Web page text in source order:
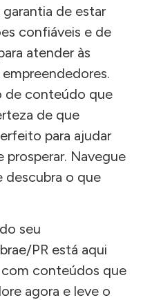
de estar
confiáveis e de
atender às
de conteúdo que
de que
para ajudar
prosperar. Navegue
descubra o que
seu
PR está aqui
com conteúdos que
agora e leve o